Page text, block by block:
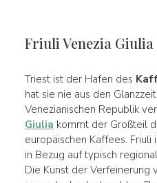
Friuli Venezia Giulia
Triest ist der Hafen des
hat sie nie aus den
Venezianischen Republik
Giulia kommt der Großteil
europäischen Kaffees.
in Bezug auf typisch
Die Kunst der Verfeinerung